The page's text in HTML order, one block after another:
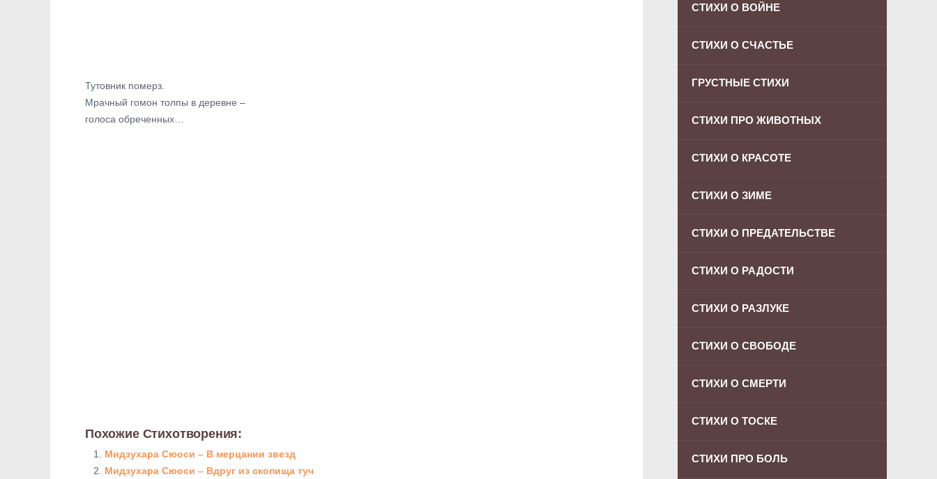
Тутовник померз.
Мрачный гомон толпы в деревне –
голоса обреченных…
Похожие Стихотворения:
Мидзухара Сюоси – В мерцании звезд
Мидзухара Сюоси – Вдруг из скопища туч
СТИХИ О ВОЙНЕ
СТИХИ О СЧАСТЬЕ
ГРУСТНЫЕ СТИХИ
СТИХИ ПРО ЖИВОТНЫХ
СТИХИ О КРАСОТЕ
СТИХИ О ЗИМЕ
СТИХИ О ПРЕДАТЕЛЬСТВЕ
СТИХИ О РАДОСТИ
СТИХИ О РАЗЛУКЕ
СТИХИ О СВОБОДЕ
СТИХИ О СМЕРТИ
СТИХИ О ТОСКЕ
СТИХИ ПРО БОЛЬ